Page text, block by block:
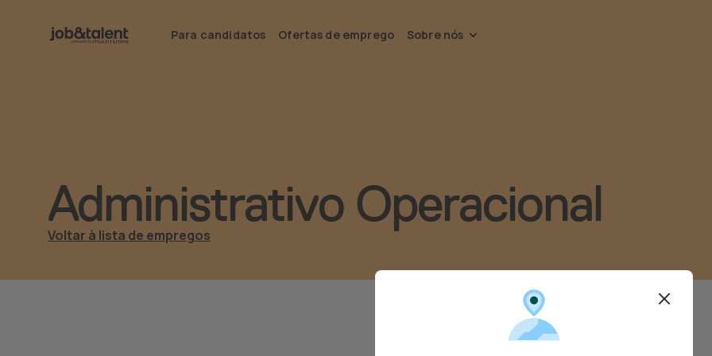
Para candidatos Ofertas de emprego Sobre nós
Administrativo Operacional
Voltar à lista de empregos